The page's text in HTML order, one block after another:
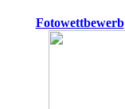
Fotowettbewerb